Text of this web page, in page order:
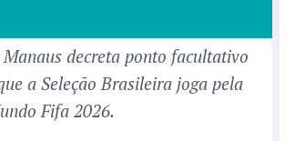
decreta ponto facultativo
a Seleção Brasileira joga pela
Fifa 2026.